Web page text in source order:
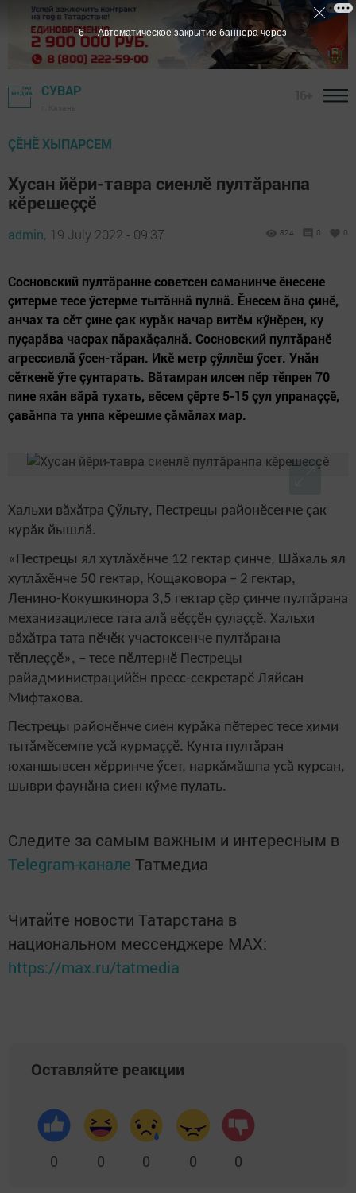
СУВАР
ÇӖНӖ ХЫПАРСЕМ
Хусан йӗри-тавра сиенлӗ пултăранпа
кӗрешеççӗ
admin, 19 July 2022 - 09:37 824 0 0
Сосновский пултăранне советсен саманинче ӗнесене
çитерме тесе ӳстерме тытăннă пулнă. Ӗнесем ăна çинӗ,
анчах та сӗт çине çак курăк начар витӗм кӳнӗрен, ку
пуçарăва часрах пăрахăçалнă. Сосновский пултăранӗ
агрессивлă ӳсен-тăран. Икӗ метр çӳллӗш ӳсет. Унăн
сӗткенӗ ӳте çунтарать. Вăтамран илсен пӗр тӗпрен 70
пине яхăн вăрă тухать, вӗсем çӗрте 5-15 çул упранаççӗ,
çавăнпа та унпа кӗрешме çăмăлах мар.
Хальхи вăхăтра Çӳльту, Пестрецы районӗсенче çак
курăк йышлă.
«Пестрецы ял хутлăхӗнче 12 гектар çинче, Шăхаль ял
хутлăхӗнче 50 гектар, Кощаковора – 2 гектар,
Ленино-Кокушкинора 3,5 гектар çӗр çинче пултăрана
механизацилесе тата алă вӗççӗн çулаççӗ. Хальхи
вăхăтра тата пӗчӗк участоксенче пултăрана
тӗплеççӗ», – тесе пӗлтернӗ Пестрецы
райадминистрацийӗн пресс-секретарӗ Ляйсан
Мифтахова.
Пестрецы районӗнче сиен курăка пӗтерес тесе хими
тытăмӗсемпе усă курмаççӗ. Кунта пултăран
юханшывсен хӗрринче ӳсет, наркăмăшпа усă курсан,
шыври фаунăна сиен кӳме пулать.
Следите за самым важным и интересным в
Telegram-канале Татмедиа
Читайте новости Татарстана в
национальном мессенджере MАХ:
https://max.ru/tatmedia
Оставляйте реакции
0 0 0 0 0
5 Автоматическое закрытие баннера через